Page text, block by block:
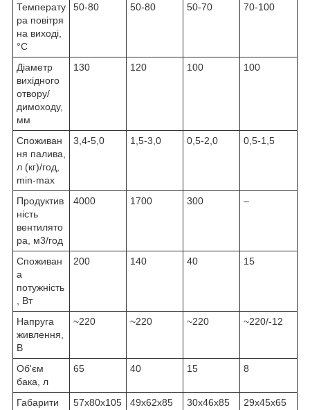
Температу
ра повітря
на виході,
°С
50-80 50-80 50-70 70-100
Діаметр
вихідного
отвору/
димоходу,
мм
130 120 100 100
Споживан
ня палива,
л (кг)/год,
min-max
3,4-5,0 1,5-3,0 0,5-2,0 0,5-1,5
Продуктив
ність
вентилято
ра, м3/год
4000 1700 300 –
Споживан
а
потужність
, Вт
200 140 40 15
Напруга
живлення,
В
~220 ~220 ~220 ~220/-12
Об'єм
бака, л
65 40 15 8
Габарити
57х80х105 49х62х85 30х46х85 29х45х65